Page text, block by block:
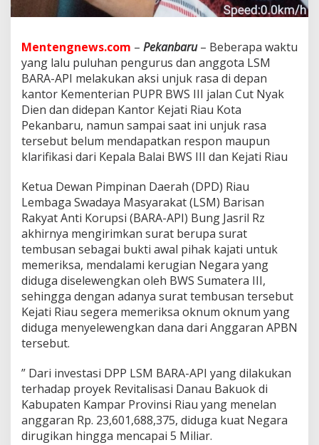
i
i
a
u
B
e
r
h
a
r
a
K
e
j
a
t
i
e
r
i
u
s
M
a
n
g
a
n
i
Mentengnews.com – Pekanbaru– Beberapa waktu
yang lalu puluhan pengurus dan anggota LSM
BARA-API melakukan aksi unjuk rasa di depan
kantor Kementerian PUPR BWS III jalan Cut Nyak
Dien dan didepan Kantor Kejati Riau Kota
Pekanbaru, namun sampai saat ini unjuk rasa
tersebut belum mendapatkan respon maupun
klarifikasi dari Kepala Balai BWS III dan Kejati Riau
Ketua Dewan Pimpinan Daerah (DPD) Riau
Lembaga Swadaya Masyarakat (LSM) Barisan
Rakyat Anti Korupsi (BARA-API) Bung Jasril Rz
akhirnya mengirimkan surat berupa surat
tembusan sebagai bukti awal pihak kajati untuk
memeriksa, mendalami kerugian Negara yang
diduga diselewengkan oleh BWS Sumatera III,
sehingga dengan adanya surat tembusan tersebut
Kejati Riau segera memeriksa oknum oknum yang
diduga menyelewengkan dana dari Anggaran APBN
tersebut.
” Dari investasi DPP LSM BARA-API yang dilakukan
terhadap proyek Revitalisasi Danau Bakuok di
Kabupaten Kampar Provinsi Riau yang menelan
anggaran Rp. 23,601,688,375, diduga kuat Negara
dirugikan hingga mencapai 5 Miliar.